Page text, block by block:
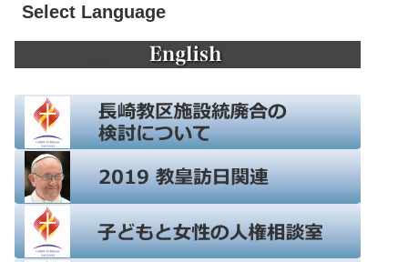
Select Language